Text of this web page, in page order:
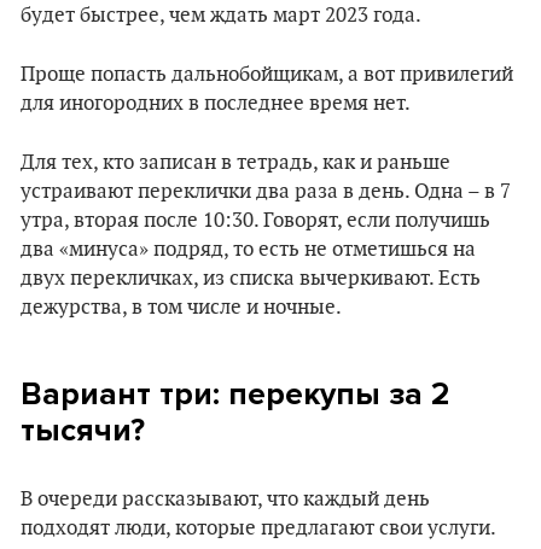
будет быстрее, чем ждать март 2023 года.
Проще попасть дальнобойщикам, а вот привилегий
для иногородних в последнее время нет.
Для тех, кто записан в тетрадь, как и раньше
устраивают переклички два раза в день. Одна – в 7
утра, вторая после 10:30. Говорят, если получишь
два «минуса» подряд, то есть не отметишься на
двух перекличках, из списка вычеркивают. Есть
дежурства, в том числе и ночные.
Вариант три: перекупы за 2
тысячи?
В очереди рассказывают, что каждый день
подходят люди, которые предлагают свои услуги.